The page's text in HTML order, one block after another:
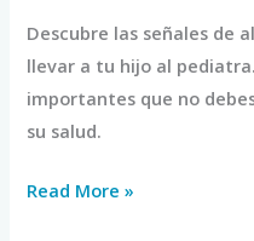
Descubre las señales de
llevar a tu hijo al
importantes que no
su salud.
Read More »